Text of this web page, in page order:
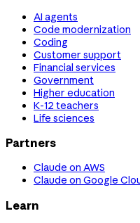
AI agents
Code modernization
Coding
Customer support
Financial services
Government
Higher education
K-12 teachers
Life sciences
Partners
Claude on AWS
Claude on Google
Learn